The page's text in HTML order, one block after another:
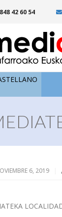
848 42 60 54
6, 2019